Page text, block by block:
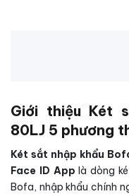
Giới thiệu Két
80LJ 5 phương
Két sắt nhập khẩu
Face ID App là dòng
Bofa, nhập khẩu chính